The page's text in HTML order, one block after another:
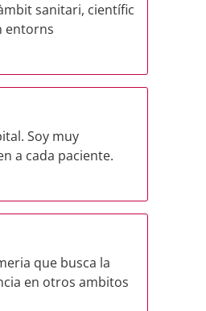
sanitari, científic
entorns
Soy muy
a cada paciente.
que busca la
en otros ambitos